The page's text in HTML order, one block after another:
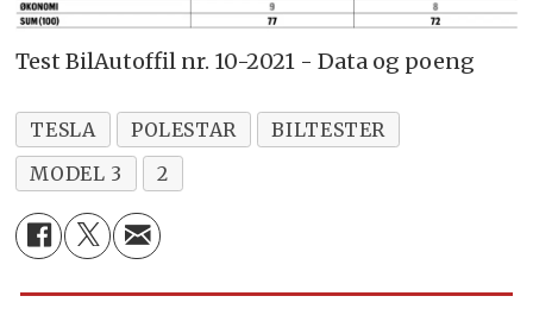
Test BilAutoffil nr. 10-2021 - Data og poeng
TESLA POLESTAR
BILTESTER
MODEL 3
2